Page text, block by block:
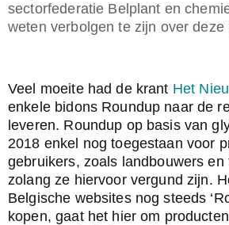
sectorfederatie Belplant en
weten verbolgen te zijn over deze
Veel moeite had de krant Het
enkele bidons Roundup naar de
leveren. Roundup op basis van
2018 enkel nog toegestaan voor
gebruikers, zoals landbouwers en
zolang ze hiervoor vergund zijn.
Belgische websites nog steeds
kopen, gaat het hier om